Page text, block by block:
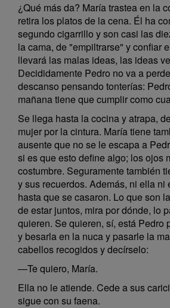
¿Qué más da? María trastea en la
retira los platos de la cena. Él ha
segundo cigarrillo y son casi las
la cama, de "empiltrarse" y confiar
llevará las malas ideas, las ideas
Decididamente Pedro no va a
descanso pensando tonterías:
mañana tiene que cumplir como
Se llega hasta la cocina y atrapa,
mujer por la cintura. María tiene
ausente que no se le escapa a
si es que esto define algo; los ojos
costumbre. Seguramente también
y sus recuerdos. Además, ni ella ni
hasta que se casaron. Lo que son
de estar juntos, mira por dónde, lo
quieren. Se quieren, sí, está Pedro
y besarla en la nuca y pasarle la
cabellos recogidos y decírselo:
—Te quiero, María.
Ella no le atiende. Cede a sus
sigue con su faena.